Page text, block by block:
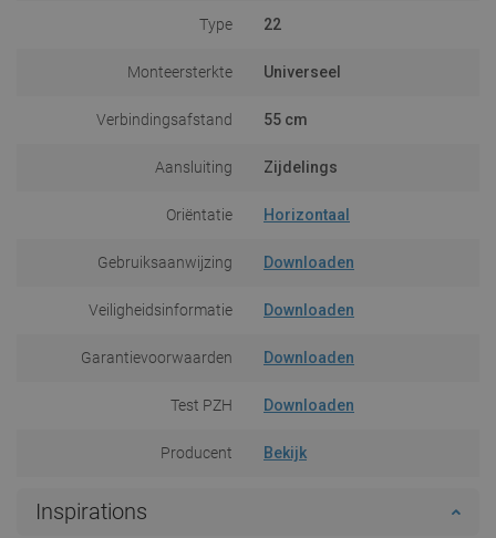
Type 22
Monteersterkte Universeel
Verbindingsafstand 55 cm
Aansluiting Zijdelings
Oriëntatie Horizontaal
Gebruiksaanwijzing Downloaden
Veiligheidsinformatie Downloaden
Garantievoorwaarden Downloaden
Test PZH Downloaden
Producent Bekijk
Inspirations